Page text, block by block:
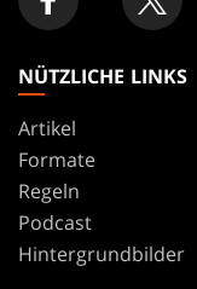
NÜTZLICHE LINKS
Artikel
Formate
Regeln
Podcast
Hintergrundbilder